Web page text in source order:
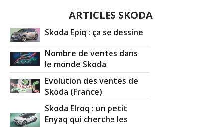
ARTICLES SKODA
Skoda Epiq : ça se dessine
Nombre de ventes dans
le monde Skoda
Evolution des ventes de
Skoda (France)
Skoda Elroq : un petit
Enyaq qui cherche les